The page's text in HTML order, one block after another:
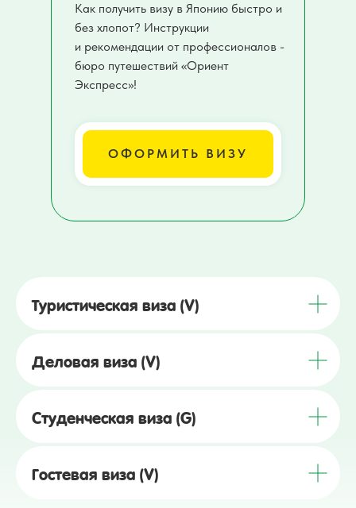
Как получить визу в Японию быстро и
без хлопот? Инструкции
и рекомендации от профессионалов -
бюро путешествий «Ориент
Экспресс»!
ОФОРМИТЬ ВИЗУ
Туристическая виза (V)
Деловая виза (V)
Студенческая виза (G)
Гостевая виза (V)